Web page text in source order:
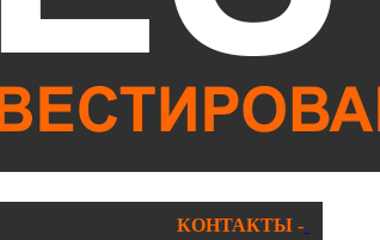
КОНТАКТЫ -